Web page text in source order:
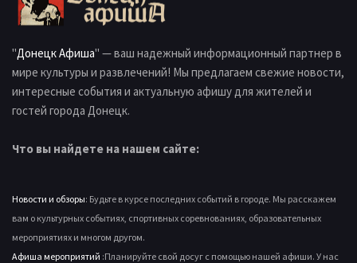
"Донецк Афиша" — ваш надежный информационный партнер в
мире культуры и развлечений! Мы предлагаем свежие новости,
интересные события и актуальную афишу для жителей и
гостей города Донецк.
Что вы найдете на нашем сайте:
Новости и обзоры: Будьте в курсе последних событий в городе. Мы расскажем
вам о культурных событиях, спортивных соревнованиях, образовательных
мероприятиях и многом другом.
Афиша мероприятий :Планируйте свой досуг с помощью нашей афиши. У нас